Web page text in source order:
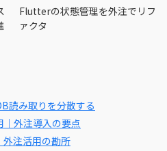
Flutterの状態管理を外注でリフ
ァクタ
読み取りを分散する
外注導入の要点
外注活用の勘所